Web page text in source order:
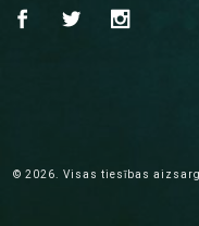
© 2026. Visas tiesības